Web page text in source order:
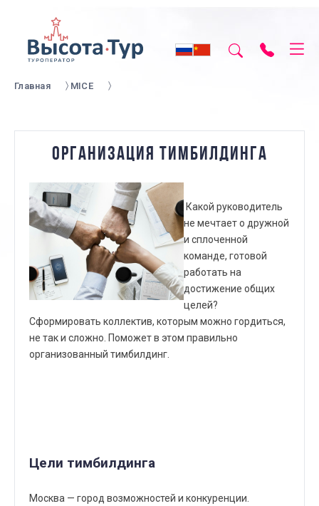
Главная MICE
ОРГАНИЗАЦИЯ ТИМБИЛДИНГА
Какой руководитель
не мечтает о дружной
и сплоченной
команде, готовой
работать на
достижение общих
целей?
Сформировать коллектив, которым можно гордиться,
не так и сложно. Поможет в этом правильно
организованный тимбилдинг.
Цели тимбилдинга
Москва — город возможностей и конкуренции.